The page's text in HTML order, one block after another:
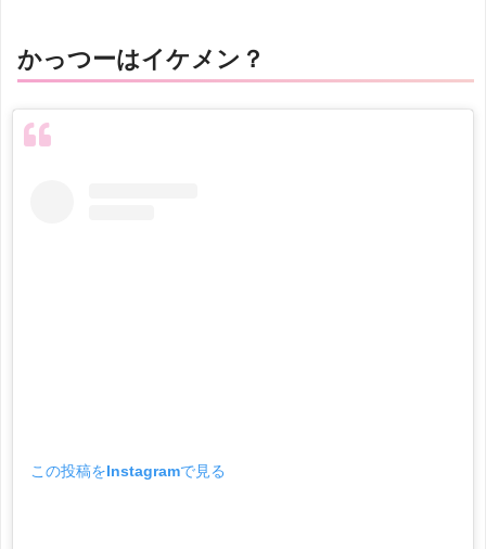
かっつーはイケメン？
この投稿をInstagramで見る